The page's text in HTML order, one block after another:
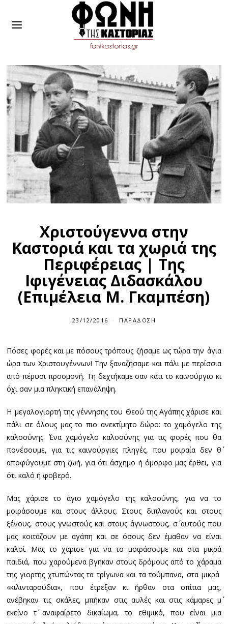
Χριστούγεννα στην
Καστοριά και τα χωριά της
Περιφέρειας | Της
Ιφιγένειας Διδασκάλου
(Επιμέλεια Μ. Γκαμπέση)
23/12/2016 ΠΑΡΆΔΟΣΗ
Πόσες φορές και με πόσους τρόπους ζήσαμε ως τώρα την άγια
ώρα των Χριστουγέννων! Την ξαναζήσαμε και πάλι με περίσσια
από πέρυσι προσμονή. Τη δεχτήκαμε σαν κάτι το καινούργιο κι
όχι σαν μια πληκτική επανάληψη.
Η μεγαλογιορτή της γέννησης του Θεού της Αγάπης χάρισε και
πάλι σε όλους μας το πιο ανεκτίμητο δώρο: το χαμόγελο της
καλοσύνης. ΄Ένα χαμόγελο καλοσύνης για τις φορές που θα
πονέσουμε, για τις καινούργιες πληγές, που μοιραία δεν θ΄
αποφύγουμε στη ζωή, για ότι άσχημο ή όμορφο μας έρθει, για
ότι καλό ή φοβερό.
Μας χάρισε το άγιο χαμόγελο της καλοσύνης, για να το
μοιράσουμε και στους άλλους. Στους διπλανούς και στους
ξένους, στους γνωστούς και στους άγνωστους, σ΄ αυτούς που
μας κοιτάζουν με αγάπη και σε όσους δεν έμαθαν να είναι
καλοί. Μας το χάρισε για να το μοιράσουμε και στα μικρά
παιδιά, που χαρούμενα βγήκαν στους δρόμους από το χάραμα
της γιορτής χτυπώντας τα τρίγωνα και τα τούμπανα, στα μικρά
«κιλινταρούδια», που έτρεξαν κι ήρθαν στα σπίτια μας,
ανέβηκαν τις σκάλες, μπήκαν στις αυλές και στις κάμαρες μ΄
εκείνο τ΄ αναφαίρετο δικαίωμα, το εθιμικό, που είναι μια